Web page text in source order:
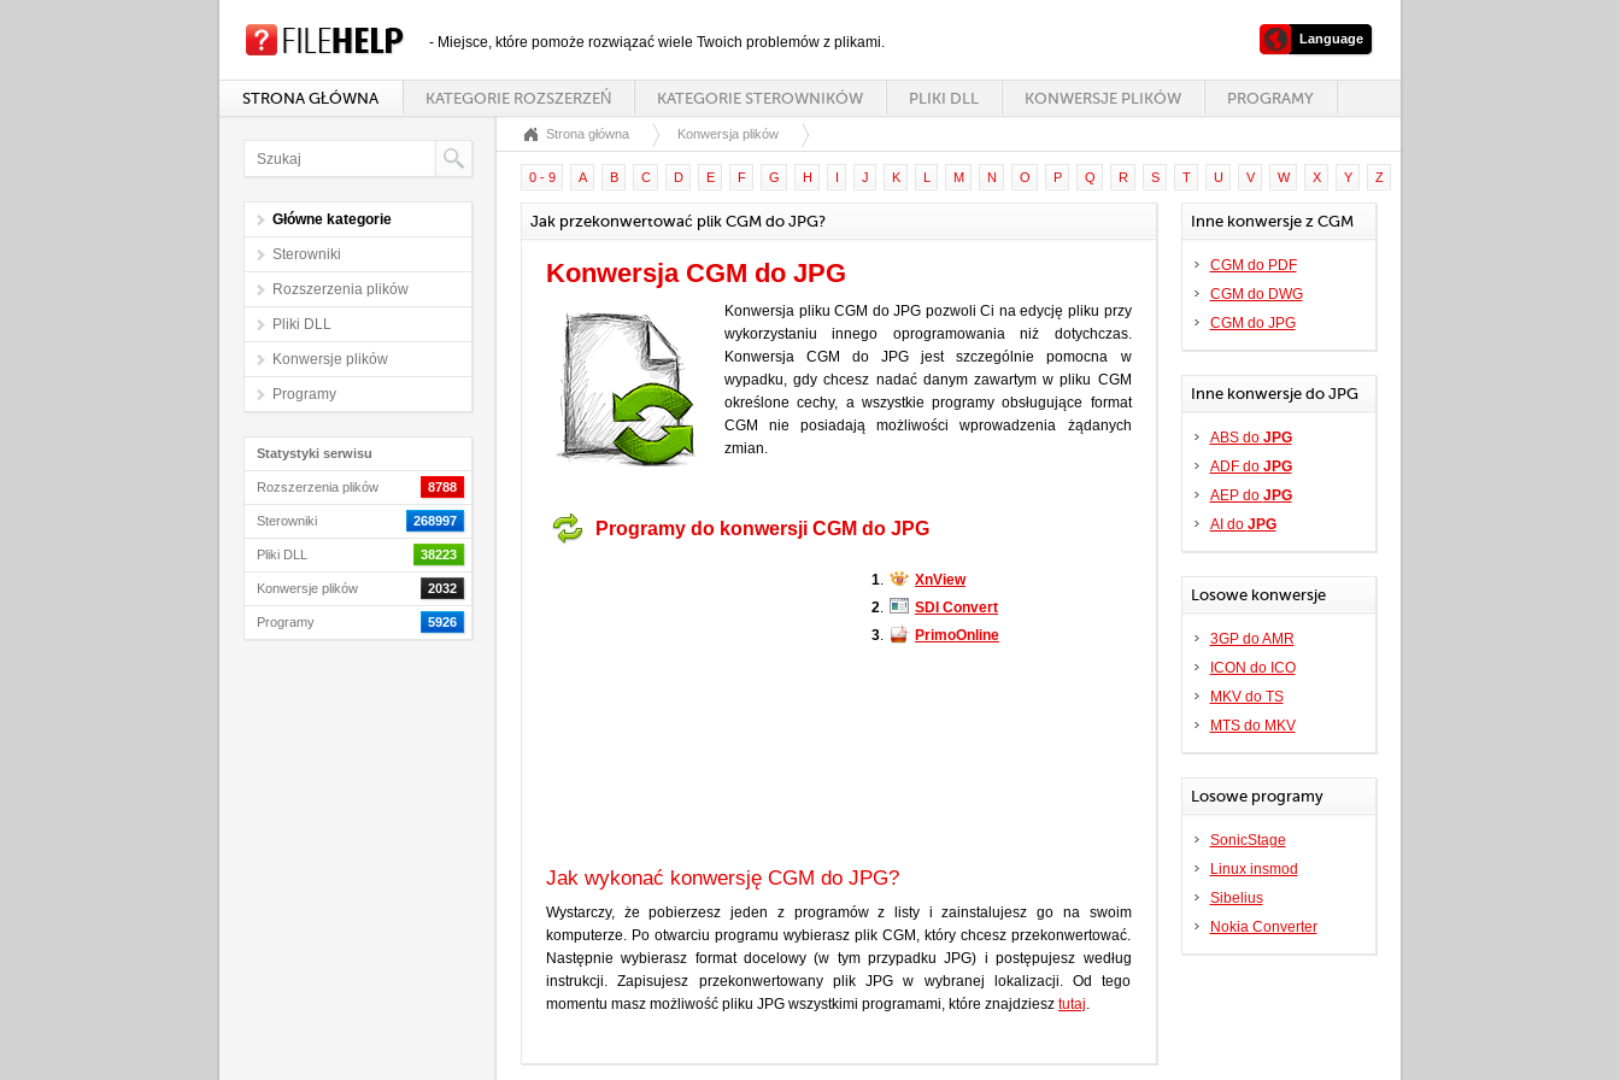
- Miejsce, które pomoże rozwiązać wiele Twoich problemów z plikami. Language
STRONA GŁÓWNA KATEGORIE ROZSZERZEŃ KATEGORIE STEROWNIKÓW PLIKI DLL KONWERSJE PLIKÓW PROGRAMY
Główne kategorie
Sterowniki
Rozszerzenia plików
Pliki DLL
Konwersje plików
Programy
Statystyki serwisu
Rozszerzenia plików 8788
Sterowniki 268997
Pliki DLL 38223
Konwersje plików 2032
Programy 5926
Strona główna Konwersja plików
0 - 9 A B C D E F G H I J K L M N O P Q R S T U V W X Y Z
Jak przekonwertować plik CGM do JPG?
Konwersja CGM do JPG
Konwersja pliku CGM do JPG pozwoli Ci na edycję pliku przy
wykorzystaniu innego oprogramowania niż dotychczas.
Konwersja CGM do JPG jest szczególnie pomocna w
wypadku, gdy chcesz nadać danym zawartym w pliku CGM
określone cechy, a wszystkie programy obsługujące format
CGM nie posiadają możliwości wprowadzenia żądanych
zmian.
Programy do konwersji CGM do JPG
1
XnView
2
SDI Convert
3
PrimoOnline
Jak wykonać konwersję CGM do JPG?
Wystarczy, że pobierzesz jeden z programów z listy i zainstalujesz go na swoim
komputerze. Po otwarciu programu wybierasz plik CGM, który chcesz przekonwertować.
Następnie wybierasz format docelowy (w tym przypadku JPG) i postępujesz według
instrukcji. Zapisujesz przekonwertowany plik JPG w wybranej lokalizacji. Od tego
momentu masz możliwość pliku JPG wszystkimi programami, które znajdziesz tutaj.
Inne konwersje z CGM
CGM do PDF
CGM do DWG
CGM do JPG
Inne konwersje do JPG
ABS do JPG
ADF do JPG
AEP do JPG
AI do JPG
Losowe konwersje
3GP do AMR
ICON do ICO
MKV do TS
MTS do MKV
Losowe programy
SonicStage
Linux insmod
Sibelius
Nokia Converter